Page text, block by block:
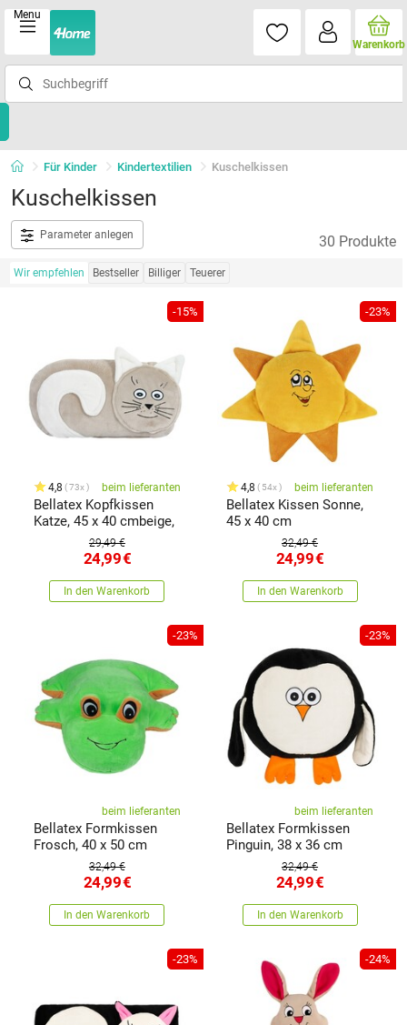
Menu
Warenkorb
Für Kinder Kindertextilien Kuschelkissen
Kuschelkissen
Parameter anlegen 30 Produkte
Wir empfehlen Bestseller Billiger Teuerer
-15%
4,8 73x beim lieferanten
Bellatex Kopfkissen
Katze, 45 x 40 cmbeige,
29,49 €
24,99€
In den Warenkorb
-23%
4,8 54x beim lieferanten
Bellatex Kissen Sonne,
45 x 40 cm
32,49 €
24,99€
In den Warenkorb
-23%
beim lieferanten
Bellatex Formkissen
Frosch, 40 x 50 cm
32,49 €
24,99€
In den Warenkorb
-23%
beim lieferanten
Bellatex Formkissen
Pinguin, 38 x 36 cm
32,49 €
24,99€
In den Warenkorb
-23% -24%